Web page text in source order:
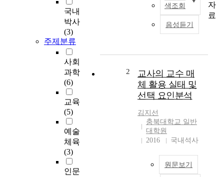
국내
박사
(3)
주제분류
사회
과학
(6)
교육
(5)
예술
체육
(3)
인문
색조회
음성듣기
2
교사의 교수 매
체 활용 실태 및
선택 요인분석
김지선
충북대학교 일반
대학원
2016
국내석사
원문보기
자
료